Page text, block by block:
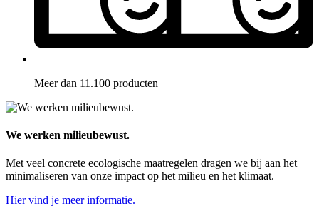
Meer dan 11.100 producten
We werken milieubewust.
Met veel concrete ecologische maatregelen dragen we bij aan het
minimaliseren van onze impact op het milieu en het klimaat.
Hier vind je meer informatie.